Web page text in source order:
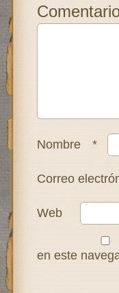
Nombre *
Correo
Web
en este